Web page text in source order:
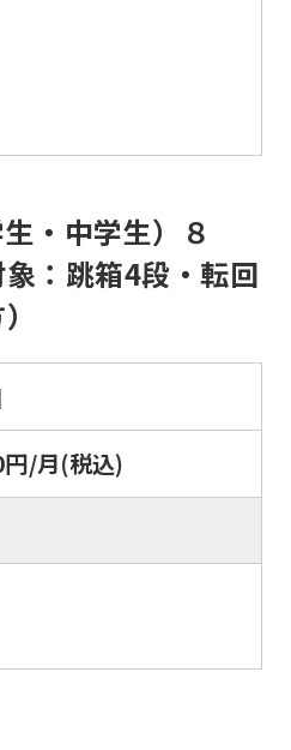
・中学生）８
：跳箱4段・転回
/月(税込)